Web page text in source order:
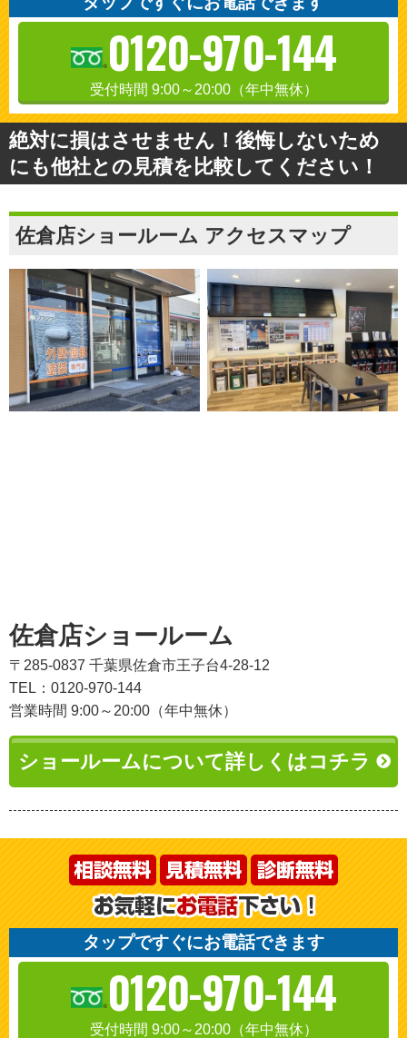
0120-970-144
受付時間 9:00～20:00（年中無休）
絶対に損はさせません！後悔しないため
にも他社との見積を比較してください！
佐倉店ショールーム アクセスマップ
佐倉店ショールーム
〒285-0837 千葉県佐倉市王子台4-28-12
TEL：0120-970-144
営業時間 9:00～20:00（年中無休）
ショールームについて詳しくはコチラ
タップですぐにお電話できます
0120-970-144
受付時間 9:00～20:00（年中無休）